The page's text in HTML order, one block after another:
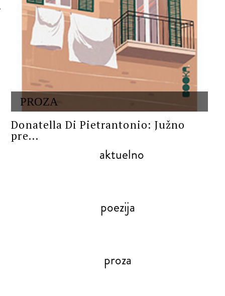
PROZA
Donatella Di Pietrantonio: Južno
pre...
aktuelno
poezija
proza